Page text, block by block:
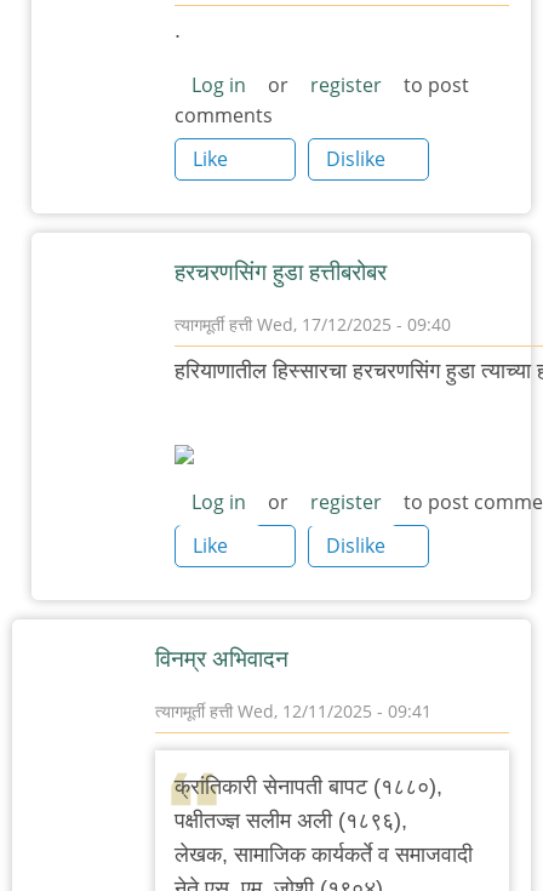
In
हरचरणसिंग
हुडा
by
त्यागमूर्ती
.
Log in or register
to post
comments
Like
Dislike
हरचरणसिंग हुडा हत्तीबरोबर
त्यागमूर्ती हत्ती Wed, 17/12/2025 - 09:40
In
reply
हरचरणसिंग
हुडा
by
त्यागमूर्ती
हरियाणातील हिस्सारचा हरचरणसिंग हुडा
Log in or register
to post
Like
Dislike
विनम्र अभिवादन
त्यागमूर्ती हत्ती Wed, 12/11/2025 - 09:41
क्रांतिकारी सेनापती बापट (१८८०),
पक्षीतज्ज्ञ सलीम अली (१८९६),
लेखक, सामाजिक कार्यकर्ते व समाजवादी